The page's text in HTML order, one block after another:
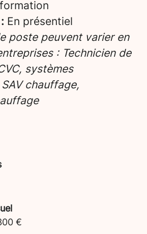
En présentiel
poste peuvent varier en
: Technicien de
systèmes
chauffage,
€